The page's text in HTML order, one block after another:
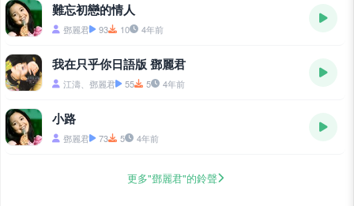
難忘初戀的情人
鄧麗君 93 10 4年前
我在只乎你日語版 鄧麗君
江濤、鄧麗君 55 5 4年前
小路
鄧麗君 73 5 4年前
更多"鄧麗君"的鈴聲